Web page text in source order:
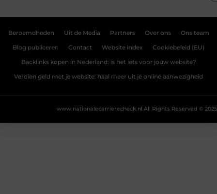
Beroemdheden Uit de Media Partners Over ons Ons team
Blog publiceren Contact Website index Cookiebeleid (EU)
Backlinks kopen in Nederland: is het iets voor jouw website?
Verdien geld met je website: haal meer uit je online aanwezigheid
All Rights Reserved © 2025
www.nationalecarrierecheck.nl.